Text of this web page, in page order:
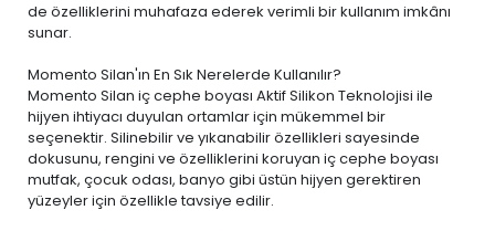
de özelliklerini muhafaza ederek verimli bir kullanım imkânı
sunar.
Momento Silan'ın En Sık Nerelerde Kullanılır?
Momento Silan iç cephe boyası Aktif Silikon Teknolojisi ile
hijyen ihtiyacı duyulan ortamlar için mükemmel bir
seçenektir. Silinebilir ve yıkanabilir özellikleri sayesinde
dokusunu, rengini ve özelliklerini koruyan iç cephe boyası
mutfak, çocuk odası, banyo gibi üstün hijyen gerektiren
yüzeyler için özellikle tavsiye edilir.